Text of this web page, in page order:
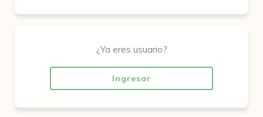
¿Ya eres usuario?
Ingresar